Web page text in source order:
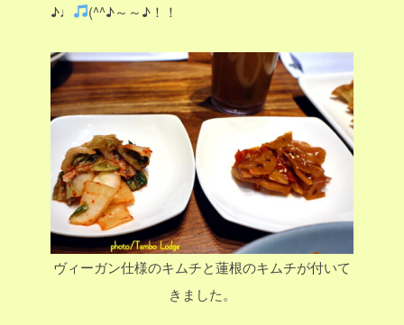
♪♩
(^^♪～～♪！！
ヴィーガン仕様のキムチと蓮根のキムチが付いて
きました。